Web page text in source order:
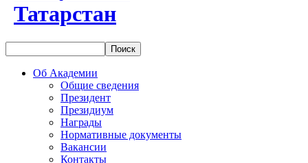
Татарстан
Об Академии
Общие сведения
Президент
Президиум
Награды
Нормативные документы
Вакансии
Контакты